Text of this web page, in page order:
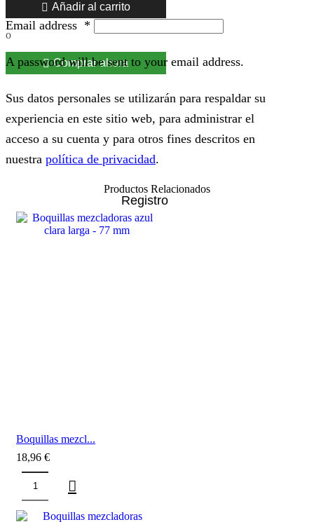
Email address *
A password will be sent to your email address.
Sus datos personales se utilizarán para respaldar su
experiencia en este sitio web, para administrar el
acceso a su cuenta y para otros fines descritos en
nuestra política de privacidad.
Registro
Añadir al carrito
o
Comprar ahora
Productos Relacionados
Boquillas mezcl...
18,96 €